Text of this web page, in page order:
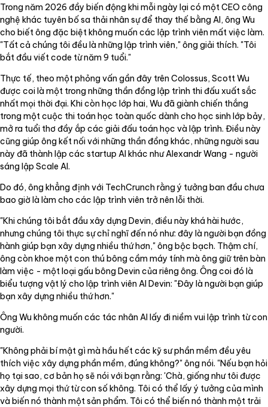
Trong năm 2026 đầy biến động khi mỗi ngày lại có một CEO công
nghệ khác tuyên bố sa thải nhân sự để thay thế bằng AI, ông Wu
cho biết ông đặc biệt không muốn các lập trình viên mất việc làm.
"Tất cả chúng tôi đều là những lập trình viên," ông giải thích. "Tôi
bắt đầu viết code từ năm 9 tuổi."
Thực tế, theo một phỏng vấn gần đây trên Colossus, Scott Wu
được coi là một trong những thần đồng lập trình thi đấu xuất sắc
nhất mọi thời đại. Khi còn học lớp hai, Wu đã giành chiến thắng
trong một cuộc thi toán học toàn quốc dành cho học sinh lớp bảy,
mở ra tuổi thơ đầy ắp các giải đấu toán học và lập trình. Điều này
cũng giúp ông kết nối với những thần đồng khác, những người sau
này đã thành lập các startup AI khác như Alexandr Wang - người
sáng lập Scale AI.
Do đó, ông khẳng định với TechCrunch rằng ý tưởng ban đầu chưa
bao giờ là làm cho các lập trình viên trở nên lỗi thời.
"Khi chúng tôi bắt đầu xây dựng Devin, điều này khá hài hước,
nhưng chúng tôi thực sự chỉ nghĩ đến nó như: đây là người bạn đồng
hành giúp bạn xây dựng nhiều thứ hơn," ông bộc bạch. Thậm chí,
ông còn khoe một con thú bông cầm máy tính mà ông giữ trên bàn
làm việc - một loại gấu bông Devin của riêng ông. Ông coi đó là
biểu tượng vật lý cho lập trình viên AI Devin: "Đây là người bạn giúp
bạn xây dựng nhiều thứ hơn."
Ông Wu không muốn các tác nhân AI lấy đi niềm vui lập trình từ con
người.
"Không phải bí mật gì mà hầu hết các kỹ sư phần mềm đều yêu
thích việc xây dựng phần mềm, đúng không?" ông nói. "Nếu bạn hỏi
họ tại sao, cơ bản họ sẽ nói với bạn rằng: 'Chà, giống như tôi được
xây dựng mọi thứ từ con số không. Tôi có thể lấy ý tưởng của mình
và biến nó thành một sản phẩm. Tôi có thể biến nó thành một trải